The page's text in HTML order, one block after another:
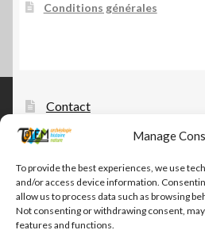
Manage
To provide the best experiences, we use
and/or access device information.
allow us to process data such as browsing
Not consenting or withdrawing consent,
features and functions.
Conditions générales
Contact
Tautem – édition, diffusion,
CGV-CGU Tautem
Conditions générales